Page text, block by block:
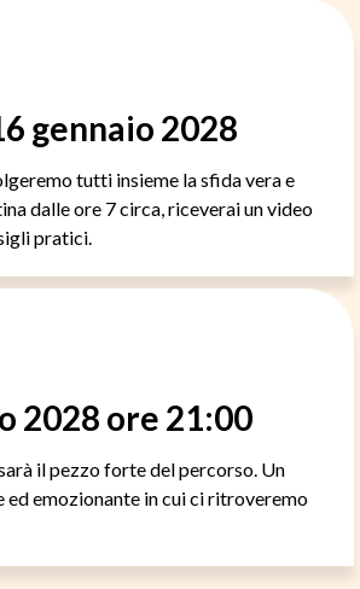
gennaio 2028
tutti insieme la sfida vera e
dalle ore 7 circa, riceverai un video
pratici.
2028 ore 21:00
il pezzo forte del percorso. Un
emozionante in cui ci ritroveremo